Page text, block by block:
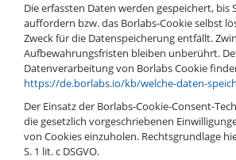
Die erfassten Daten werden gespeichert, bis
auffordern bzw. das Borlabs-Cookie selbst
Zweck für die Datenspeicherung entfällt.
Aufbewahrungsfristen bleiben unberührt.
Datenverarbeitung von Borlabs Cookie
https://de.borlabs.io/kb/welche-daten-
Der Einsatz der Borlabs-Cookie-Consent-
die gesetzlich vorgeschriebenen
von Cookies einzuholen. Rechtsgrundlage
S. 1 lit. c DSGVO.